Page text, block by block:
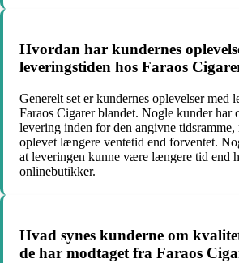
Hvordan har kundernes
leveringstiden hos Faraos
Generelt set er kundernes oplevelser med
Faraos Cigarer blandet. Nogle kunder har
levering inden for den angivne tidsramme,
oplevet længere ventetid end forventet.
at leveringen kunne være længere tid end
onlinebutikker.
Hvad synes kunderne om
de har modtaget fra Faraos